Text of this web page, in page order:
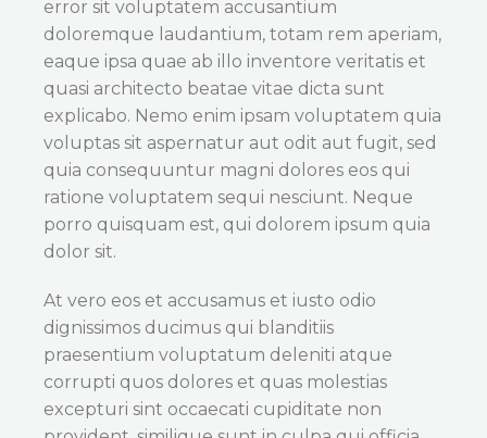
error sit voluptatem accusantium
doloremque laudantium, totam rem aperiam,
eaque ipsa quae ab illo inventore veritatis et
quasi architecto beatae vitae dicta sunt
explicabo. Nemo enim ipsam voluptatem quia
voluptas sit aspernatur aut odit aut fugit, sed
quia consequuntur magni dolores eos qui
ratione voluptatem sequi nesciunt. Neque
porro quisquam est, qui dolorem ipsum quia
dolor sit.
At vero eos et accusamus et iusto odio
dignissimos ducimus qui blanditiis
praesentium voluptatum deleniti atque
corrupti quos dolores et quas molestias
excepturi sint occaecati cupiditate non